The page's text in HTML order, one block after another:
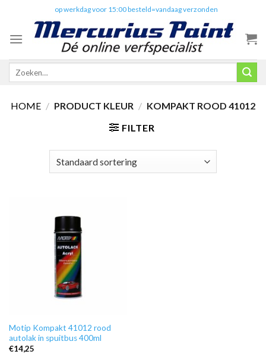
content
op werkdag voor 15:00 besteld=vandaag verzonden
Zoeken
HOME / PRODUCT KLEUR / KOMPAKT ROOD 41012
FILTER
Motip Kompakt 41012 rood
autolak in spuitbus 400ml
€14,25